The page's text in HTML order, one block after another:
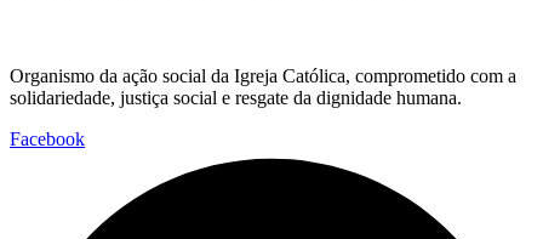
Organismo da ação social da Igreja Católica, comprometido com a
solidariedade, justiça social e resgate da dignidade humana.
Facebook